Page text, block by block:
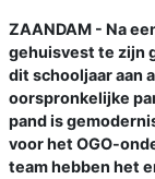
ZAANDAM - Na
gehuisvest te zijn
dit schooljaar aan
oorspronkelijke
pand is
voor het OGO-
team hebben het